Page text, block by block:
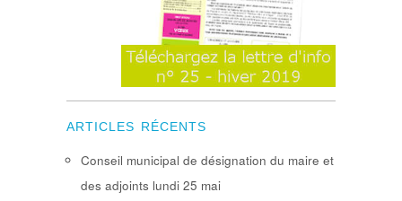
ARTICLES RÉCENTS
Conseil municipal de désignation du maire et
des adjoints lundi 25 mai